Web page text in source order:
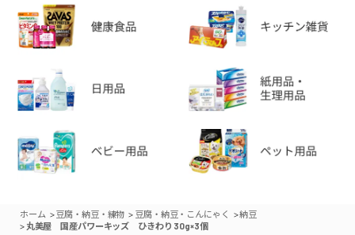
ホーム >豆腐・納豆・練物 > 豆腐・納豆・こんにゃく >納豆
> 丸美屋 国産パワーキッズ ひきわり 30g×3個